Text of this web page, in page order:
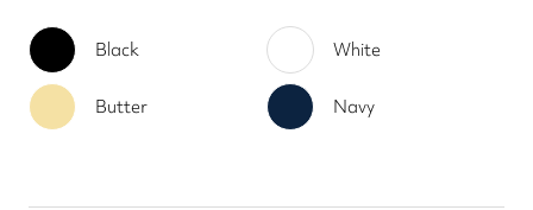
Black White
Butter Navy